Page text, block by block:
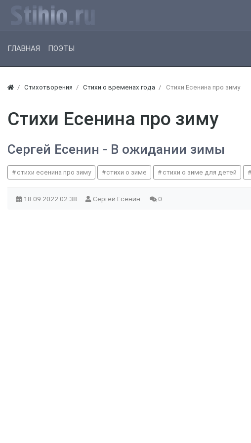
ГЛАВНАЯ ПОЭТЫ
Стихотворения Стихи о временах года Стихи Есенина про зиму
Стихи Есенина про зиму
Сергей Есенин - В ожидании зимы
стихи есенина про зиму стихи о зиме стихи о зиме для детей
18.09.2022 02:38 Сергей Есенин 0